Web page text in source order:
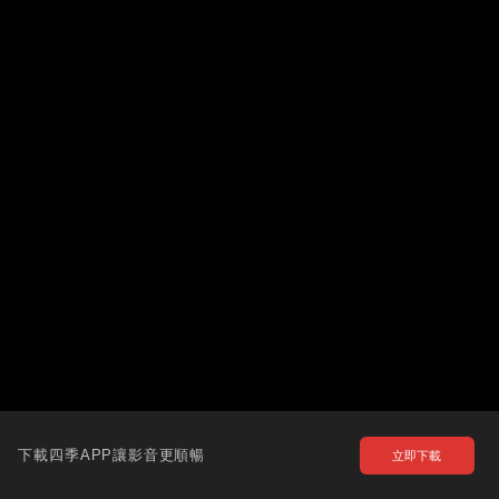
下載四季APP讓影音更順暢 立即下載